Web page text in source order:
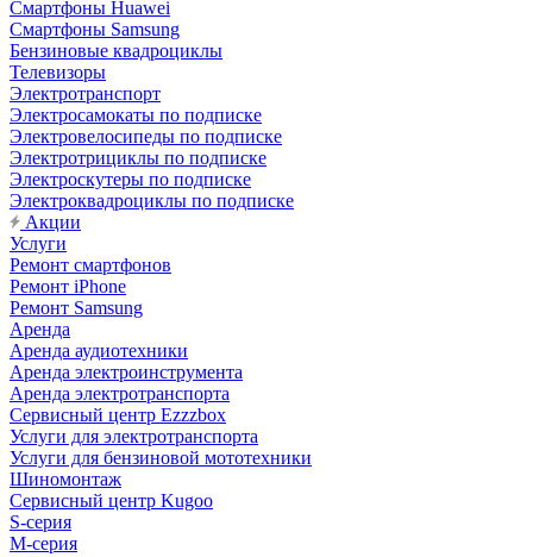
Смартфоны Huawei
Смартфоны Samsung
Бензиновые квадроциклы
Телевизоры
Электротранспорт
Электросамокаты по подписке
Электровелосипеды по подписке
Электротрициклы по подписке
Электроскутеры по подписке
Электроквадроциклы по подписке
Акции
Услуги
Ремонт смартфонов
Ремонт iPhone
Ремонт Samsung
Аренда
Аренда аудиотехники
Аренда электроинструмента
Аренда электротранспорта
Сервисный центр Ezzzbox
Услуги для электротранспорта
Услуги для бензиновой мототехники
Шиномонтаж
Сервисный центр Kugoo
S-cерия
M-серия